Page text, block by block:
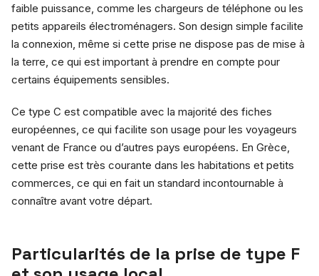
faible puissance, comme les chargeurs de téléphone ou les
petits appareils électroménagers. Son design simple facilite
la connexion, même si cette prise ne dispose pas de mise à
la terre, ce qui est important à prendre en compte pour
certains équipements sensibles.
Ce type C est compatible avec la majorité des fiches
européennes, ce qui facilite son usage pour les voyageurs
venant de France ou d’autres pays européens. En Grèce,
cette prise est très courante dans les habitations et petits
commerces, ce qui en fait un standard incontournable à
connaître avant votre départ.
Particularités de la prise de type F